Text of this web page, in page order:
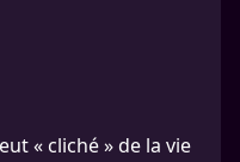
« cliché » de la vie